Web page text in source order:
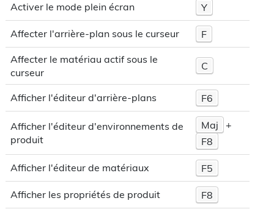
Activer le mode plein écran Y
Affecter l'arrière-plan sous le curseur F
Affecter le matériau actif sous le
curseur
C
Afficher l'éditeur d'arrière-plans F6
Afficher l'éditeur d'environnements de
produit
Maj
+
F8
Afficher l'éditeur de matériaux F5
Afficher les propriétés de produit F8